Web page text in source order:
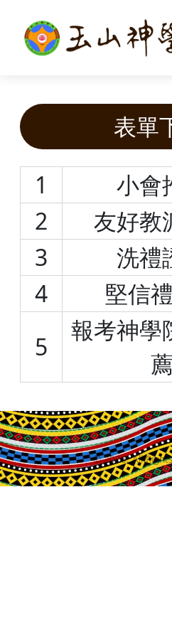
表單
1
小會
2
友好教
3
洗禮
4
堅信
5
報考神學
©2026, All